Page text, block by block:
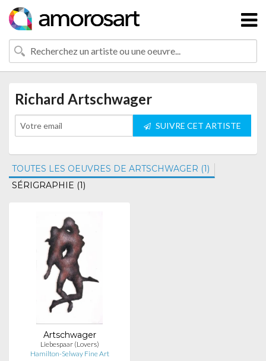
Richard Artschwager
SUIVRE CET ARTISTE
TOUTES LES OEUVRES DE ARTSCHWAGER (1)
SÉRIGRAPHIE (1)
Artschwager
Liebespaar (Lovers)
Hamilton-Selway Fine Art